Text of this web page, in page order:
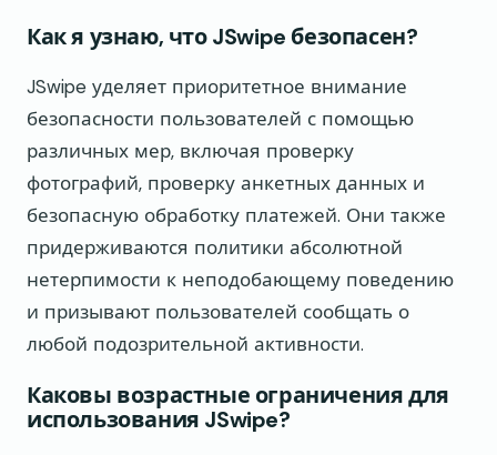
Как я узнаю, что JSwipe безопасен?
JSwipe уделяет приоритетное внимание
безопасности пользователей с помощью
различных мер, включая проверку
фотографий, проверку анкетных данных и
безопасную обработку платежей. Они также
придерживаются политики абсолютной
нетерпимости к неподобающему поведению
и призывают пользователей сообщать о
любой подозрительной активности.
Каковы возрастные ограничения для
использования JSwipe?